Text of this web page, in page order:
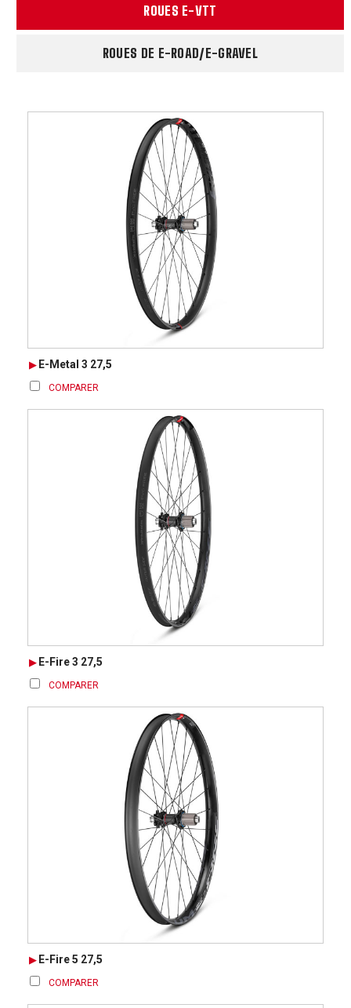
ROUES E-VTT
ROUES DE E-ROAD/E-GRAVEL
E-Metal 3 27,5
COMPARER
E-Fire 3 27,5
COMPARER
E-Fire 5 27,5
COMPARER